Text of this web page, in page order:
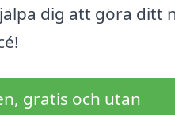
dig att göra ditt
gratis och utan